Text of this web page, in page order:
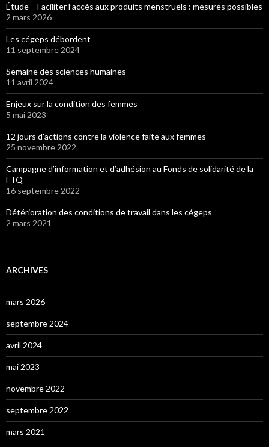
Étude – Faciliter l’accès aux produits menstruels : mesures possibles
2 mars 2026
Les cégeps débordent
11 septembre 2024
Semaine des sciences humaines
11 avril 2024
Enjeux sur la condition des femmes
5 mai 2023
12 jours d’actions contre la violence faite aux femmes
25 novembre 2022
Campagne d’information et d’adhésion au Fonds de solidarité de la
FTQ
16 septembre 2022
Détérioration des conditions de travail dans les cégeps
2 mars 2021
ARCHIVES
mars 2026
septembre 2024
avril 2024
mai 2023
novembre 2022
septembre 2022
mars 2021